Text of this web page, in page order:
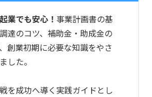
業でも安心！ 事業計画書の基
達のコツ、補助金・助成金の
創業初期に必要な知識をやさ
した。
を成功へ導く実践ガイドとし